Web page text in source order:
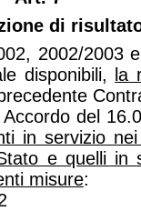
di
2002/2003
disponibili,
la
Accordo del
in servizio
e quelli in
misure: